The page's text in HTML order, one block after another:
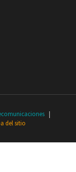
|
del sitio